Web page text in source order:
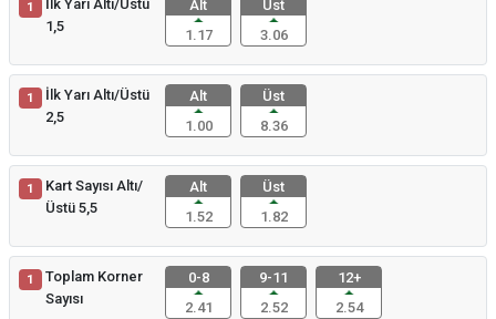
1
İlk Yarı Altı/Üstü
1,5
Alt
1.17
Üst
3.06
1
İlk Yarı Altı/Üstü
2,5
Alt
1.00
Üst
8.36
1
Kart Sayısı Altı/
Üstü 5,5
Alt
1.52
Üst
1.82
1
Toplam Korner
Sayısı
0-8
2.41
9-11
2.52
12+
2.54